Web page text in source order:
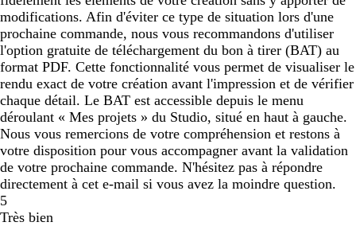
modifications. Afin d'éviter ce type de situation lors d'une
prochaine commande, nous vous recommandons d'utiliser
l'option gratuite de téléchargement du bon à tirer (BAT) au
format PDF. Cette fonctionnalité vous permet de visualiser le
rendu exact de votre création avant l'impression et de vérifier
chaque détail. Le BAT est accessible depuis le menu
déroulant « Mes projets » du Studio, situé en haut à gauche.
Nous vous remercions de votre compréhension et restons à
votre disposition pour vous accompagner avant la validation
de votre prochaine commande. N'hésitez pas à répondre
directement à cet e-mail si vous avez la moindre question.
5
Très bien